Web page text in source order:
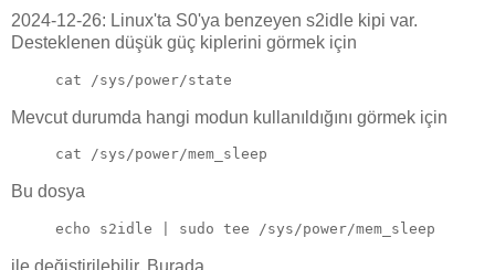
2024-12-26: Linux'ta S0'ya benzeyen s2idle kipi var.
Desteklenen düşük güç kiplerini görmek için
cat /sys/power/state
Mevcut durumda hangi modun kullanıldığını görmek için
cat /sys/power/mem_sleep
Bu dosya
echo s2idle | sudo tee /sys/power/mem_sleep
ile değiştirilebilir. Burada